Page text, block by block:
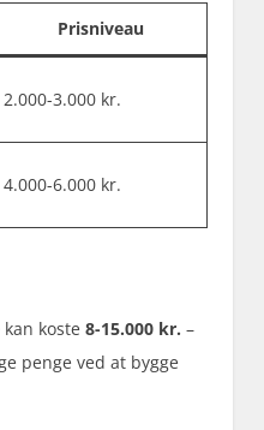
Prisniveau
2.000-3.000 kr.
4.000-6.000 kr.
koste8-15.000 kr. –
penge ved at bygge